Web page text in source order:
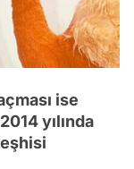
ise
yılında